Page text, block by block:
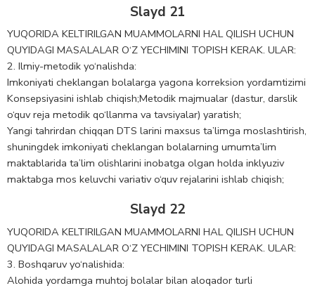
Slayd 21
YUQORIDA KELTIRILGAN MUAMMOLARNI HAL QILISH UCHUN
QUYIDAGI MASALALAR O‘Z YECHIMINI TOPISH KERAK. ULAR:
2. Ilmiy-metodik yo‘nalishda:
Imkoniyati cheklangan bolalarga yagona korreksion yordamtizimi
Konsepsiyasini ishlab chiqish;Metodik majmualar (dastur, darslik
o‘quv reja metodik qo‘llanma va tavsiyalar) yaratish;
Yangi tahrirdan chiqqan DTS larini maxsus ta’limga moslashtirish,
shuningdek imkoniyati cheklangan bolalarning umumta’lim
maktablarida ta’lim olishlarini inobatga olgan holda inklyuziv
maktabga mos keluvchi variativ o‘quv rejalarini ishlab chiqish;
Slayd 22
YUQORIDA KELTIRILGAN MUAMMOLARNI HAL QILISH UCHUN
QUYIDAGI MASALALAR O‘Z YECHIMINI TOPISH KERAK. ULAR:
3. Boshqaruv yo‘nalishida:
Alohida yordamga muhtoj bolalar bilan aloqador turli